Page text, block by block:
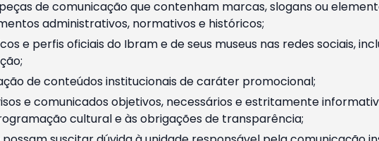
de comunicação que contenham marcas, slogans ou
administrativos, normativos e históricos;
e perfis oficiais do Ibram e de seus museus nas redes sociais,
de conteúdos institucionais de caráter promocional;
e comunicados objetivos, necessários e estritamente
cultural e às obrigações de transparência;